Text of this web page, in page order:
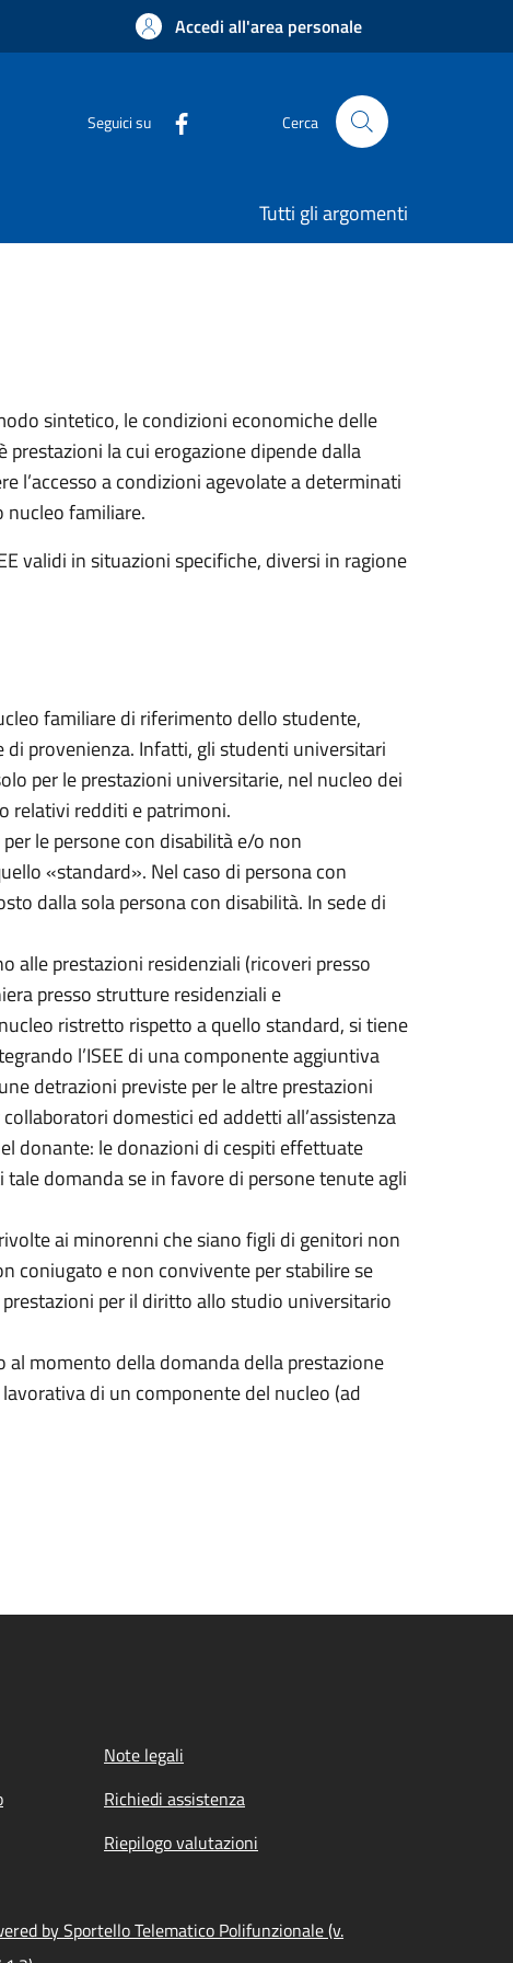
Accedi all'area personale
Seguici su Cerca
Tutti gli argomenti
sintetico, le condizioni economiche delle
prestazioni la cui erogazione dipende dalla
l’accesso a condizioni agevolate a determinati
nucleo familiare.
validi in situazioni specifiche, diversi in ragione
familiare di riferimento dello studente,
provenienza. Infatti, gli studenti universitari
per le prestazioni universitarie, nel nucleo dei
relativi redditi e patrimoni.
le persone con disabilità e/o non
«standard». Nel caso di persona con
dalla sola persona con disabilità. In sede di
alle prestazioni residenziali (ricoveri presso
presso strutture residenziali e
ristretto rispetto a quello standard, si tiene
l’ISEE di una componente aggiuntiva
detrazioni previste per le altre prestazioni
domestici ed addetti all’assistenza
donante: le donazioni di cespiti effettuate
domanda se in favore di persone tenute agli
ai minorenni che siano figli di genitori non
coniugato e non convivente per stabilire se
prestazioni per il diritto allo studio universitario
momento della domanda della prestazione
di un componente del nucleo (ad
Note legali
Richiedi assistenza
Riepilogo valutazioni
by Sportello Telematico Polifunzionale (v.